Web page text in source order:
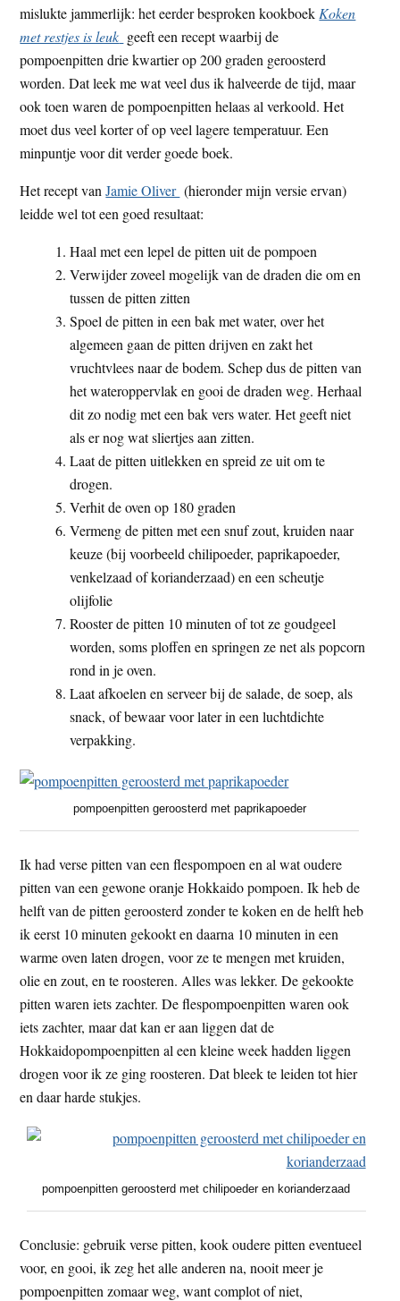
mislukte jammerlijk: het eerder besproken kookboek Koken
met restjes is leuk geeft een recept waarbij de
pompoenpitten drie kwartier op 200 graden geroosterd
worden. Dat leek me wat veel dus ik halveerde de tijd, maar
ook toen waren de pompoenpitten helaas al verkoold. Het
moet dus veel korter of op veel lagere temperatuur. Een
minpuntje voor dit verder goede boek.
Het recept vanJamie Oliver (hieronder mijn versie ervan)
leidde wel tot een goed resultaat:
Haal met een lepel de pitten uit de pompoen
Verwijder zoveel mogelijk van de draden die om en
tussen de pitten zitten
Spoel de pitten in een bak met water, over het
algemeen gaan de pitten drijven en zakt het
vruchtvlees naar de bodem. Schep dus de pitten van
het wateroppervlak en gooi de draden weg. Herhaal
dit zo nodig met een bak vers water. Het geeft niet
als er nog wat sliertjes aan zitten.
Laat de pitten uitlekken en spreid ze uit om te
drogen.
Verhit de oven op 180 graden
Vermeng de pitten met een snuf zout, kruiden naar
keuze (bij voorbeeld chilipoeder, paprikapoeder,
venkelzaad of korianderzaad) en een scheutje
olijfolie
Rooster de pitten 10 minuten of tot ze goudgeel
worden, soms ploffen en springen ze net als popcorn
rond in je oven.
Laat afkoelen en serveer bij de salade, de soep, als
snack, of bewaar voor later in een luchtdichte
verpakking.
pompoenpitten geroosterd met paprikapoeder
Ik had verse pitten van een flespompoen en al wat oudere
pitten van een gewone oranje Hokkaido pompoen. Ik heb de
helft van de pitten geroosterd zonder te koken en de helft heb
ik eerst 10 minuten gekookt en daarna 10 minuten in een
warme oven laten drogen, voor ze te mengen met kruiden,
olie en zout, en te roosteren. Alles was lekker. De gekookte
pitten waren iets zachter. De flespompoenpitten waren ook
iets zachter, maar dat kan er aan liggen dat de
Hokkaidopompoenpitten al een kleine week hadden liggen
drogen voor ik ze ging roosteren. Dat bleek te leiden tot hier
en daar harde stukjes.
pompoenpitten geroosterd met chilipoeder en korianderzaad
Conclusie: gebruik verse pitten, kook oudere pitten eventueel
voor, en gooi, ik zeg het alle anderen na, nooit meer je
pompoenpitten zomaar weg, want complot of niet,